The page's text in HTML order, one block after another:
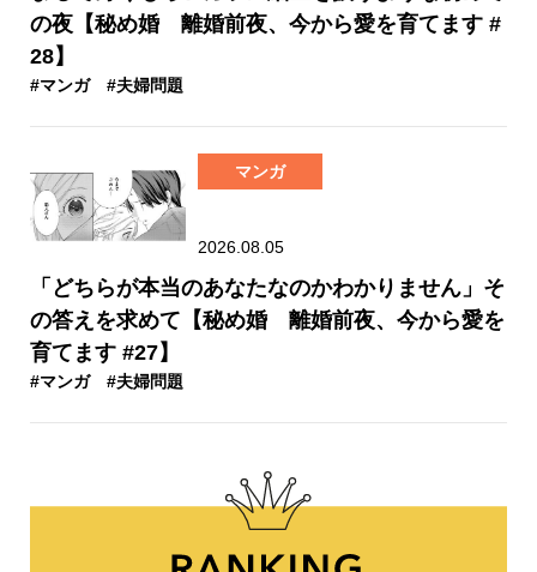
の夜【秘め婚 離婚前夜、今から愛を育てます #
28】
#マンガ #夫婦問題
マンガ
2026.08.05
「どちらが本当のあなたなのかわかりません」そ
の答えを求めて【秘め婚 離婚前夜、今から愛を
育てます #27】
#マンガ #夫婦問題